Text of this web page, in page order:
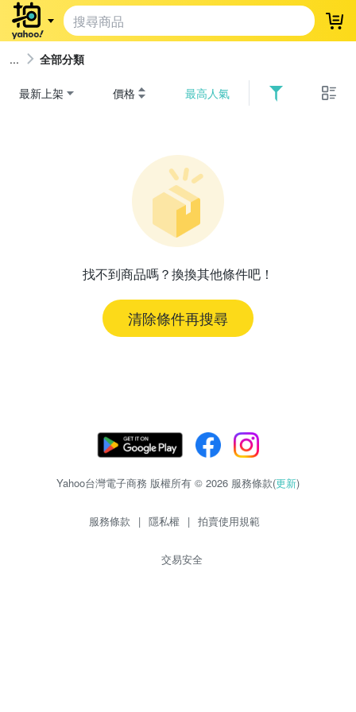
登
全部分類
最新上架 價格 最高人氣
找不到商品嗎？換換其他條件吧！
清除條件再搜尋
Yahoo台灣電子商務 版權所有 © 2026 服務條款(更新)
服務條款 | 隱私權 | 拍賣使用規範
交易安全